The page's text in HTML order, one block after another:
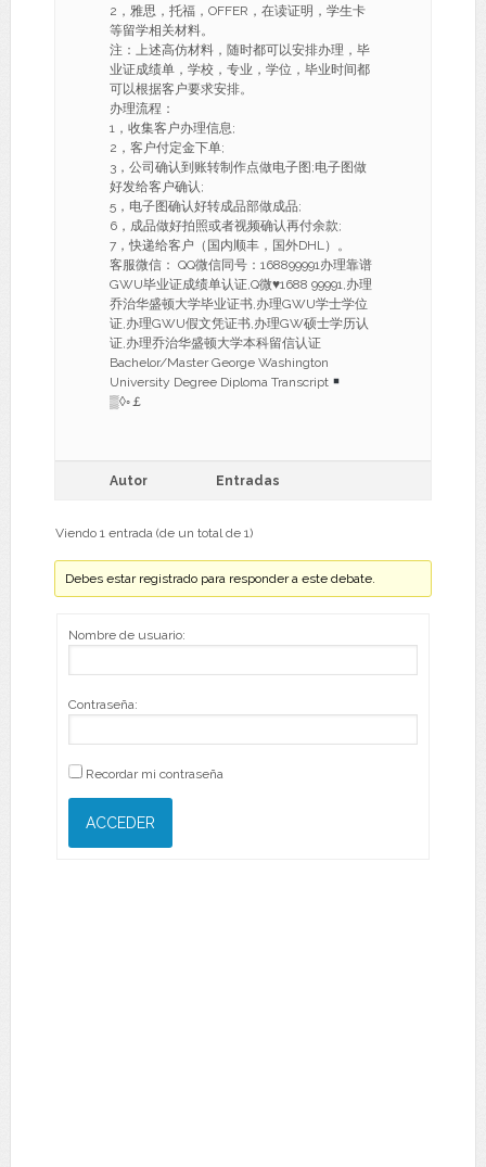
2，雅思，托福，OFFER，在读证明，学生卡
等留学相关材料。
注：上述高仿材料，随时都可以安排办理，毕
业证成绩单，学校，专业，学位，毕业时间都
可以根据客户要求安排。
办理流程：
1，收集客户办理信息;
2，客户付定金下单;
3，公司确认到账转制作点做电子图;电子图做
好发给客户确认;
5，电子图确认好转成品部做成品;
6，成品做好拍照或者视频确认再付余款;
7，快递给客户（国内顺丰，国外DHL）。
客服微信： QQ微信同号：168899991办理靠谱
GWU毕业证成绩单认证,Q微♥1688 99991,办理
乔治华盛顿大学毕业证书,办理GWU学士学位
证,办理GWU假文凭证书,办理GW硕士学历认
证,办理乔治华盛顿大学本科留信认证
Bachelor/Master George Washington
University Degree Diploma Transcript
▒◊◦￡
Autor Entradas
Viendo 1 entrada (de un total de 1)
Debes estar registrado para responder a este debate.
Nombre de usuario:
Contraseña:
Recordar mi contraseña
ACCEDER